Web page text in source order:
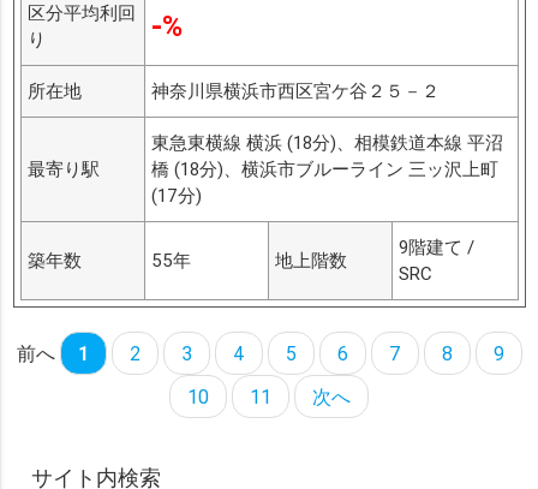
区分平均利回
り
-%
所在地 神奈川県横浜市西区宮ケ谷２５－２
最寄り駅
東急東横線 横浜 (18分)、相模鉄道本線 平沼
橋 (18分)、横浜市ブルーライン 三ッ沢上町
(17分)
築年数 55年 地上階数
9階建て /
SRC
前へ 1 2 3 4 5 6 7 8
9
10
11 次へ
サイト内検索